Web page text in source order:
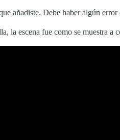
añadiste. Debe haber algún
la escena fue como se muestra a